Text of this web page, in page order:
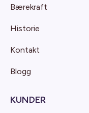
Bærekraft
Historie
Kontakt
Blogg
KUNDER